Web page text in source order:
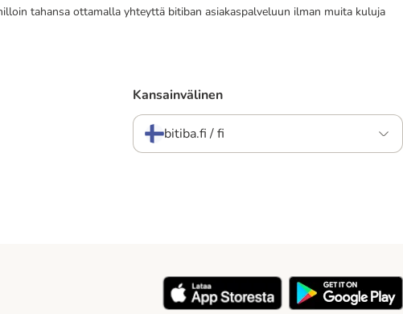
tahansa ottamalla yhteyttä bitiban asiakaspalveluun ilman muita kuluja
Kansainvälinen
bitiba.fi / fi